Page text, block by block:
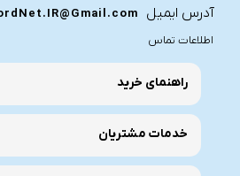
آدرس ایمیل
اطلاعات تماس
راهنمای خرید
خدمات مشتریان